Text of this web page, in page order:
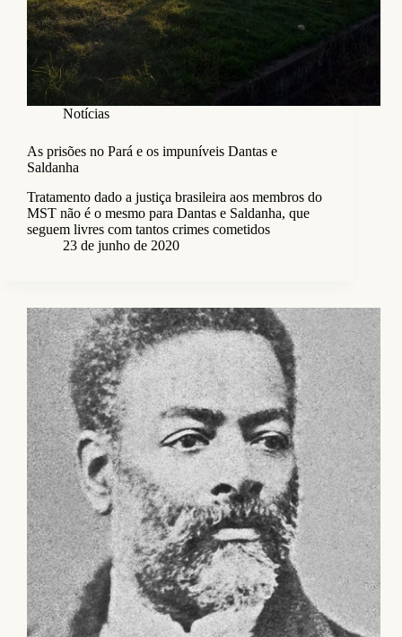
Notícias
As prisões no Pará e os impuníveis Dantas e
Saldanha
Tratamento dado a justiça brasileira aos membros do
MST não é o mesmo para Dantas e Saldanha, que
seguem livres com tantos crimes cometidos
23 de junho de 2020